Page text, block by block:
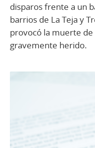
disparos frente a un
barrios de La Teja y
provocó la muerte
gravemente herido.